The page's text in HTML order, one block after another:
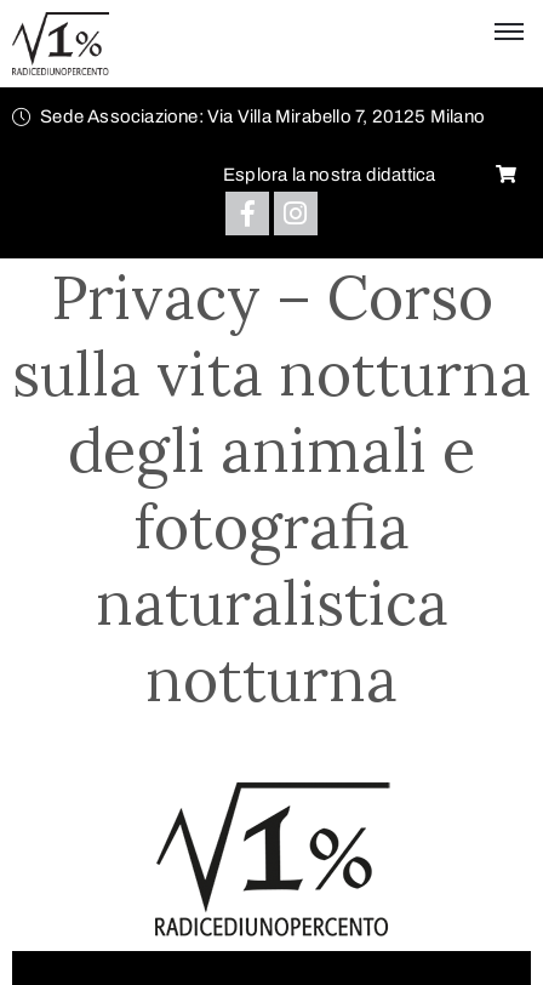
Sede Associazione: Via Villa Mirabello 7, 20125 Milano
Esplora la nostra didattica
Privacy – Corso
sulla vita notturna
degli animali e
fotografia
naturalistica
notturna